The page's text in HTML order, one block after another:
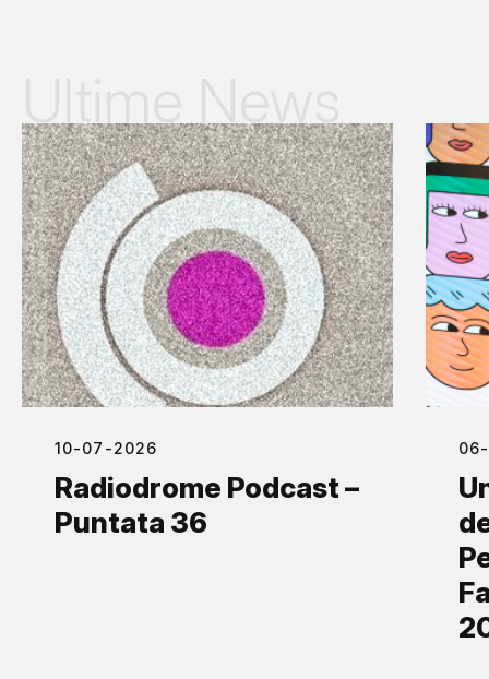
10-07-2026
Radiodrome Podcast –
Puntata 36